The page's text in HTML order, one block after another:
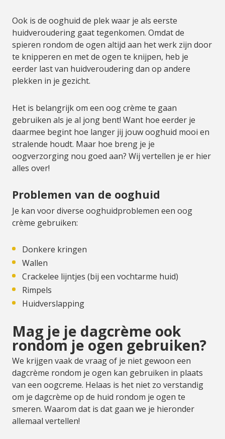
Ook is de ooghuid de plek waar je als eerste
huidveroudering gaat tegenkomen. Omdat de
spieren rondom de ogen altijd aan het werk zijn door
te knipperen en met de ogen te knijpen, heb je
eerder last van huidveroudering dan op andere
plekken in je gezicht.
Het is belangrijk om een oog crème te gaan
gebruiken als je al jong bent! Want hoe eerder je
daarmee begint hoe langer jij jouw ooghuid mooi en
stralende houdt. Maar hoe breng je je
oogverzorging nou goed aan? Wij vertellen je er hier
alles over!
Problemen van de ooghuid
Je kan voor diverse ooghuidproblemen een oog
crème gebruiken:
Donkere kringen
Wallen
Crackelee lijntjes (bij een vochtarme huid)
Rimpels
Huidverslapping
Mag je je dagcrème ook
rondom je ogen gebruiken?
We krijgen vaak de vraag of je niet gewoon een
dagcrème rondom je ogen kan gebruiken in plaats
van een oogcreme. Helaas is het niet zo verstandig
om je dagcrème op de huid rondom je ogen te
smeren. Waarom dat is dat gaan we je hieronder
allemaal vertellen!